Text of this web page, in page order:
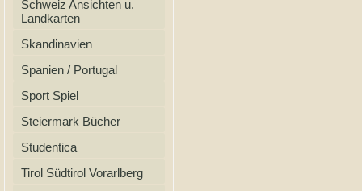
Schweiz Ansichten u.
Landkarten
Skandinavien
Spanien / Portugal
Sport Spiel
Steiermark Bücher
Studentica
Tirol Südtirol Vorarlberg